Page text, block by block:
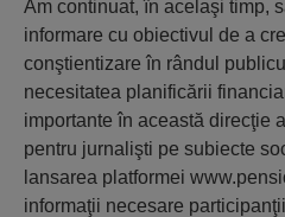
Am continuat, în acelaşi timp,
informare cu obiectivul de a
conştientizare în rândul
necesitatea planificării
importante în această direcţie
pentru jurnalişti pe subiecte
lansarea platformei
informaţii necesare